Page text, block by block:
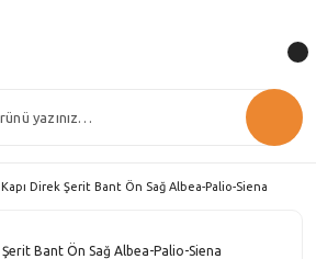
Kapı Direk Şerit Bant Ön Sağ Albea-Palio-Siena